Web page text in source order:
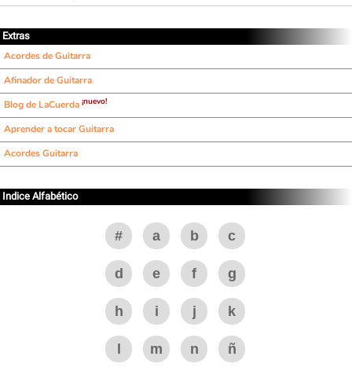
Extras
Acordes de Guitarra
Afinador de Guitarra
Blog de LaCuerda ¡nuevo!
Aprender a tocar Guitarra
Acordes Guitarra
Indice Alfabético
# a b c
d e f g
h i j k
m n ñ